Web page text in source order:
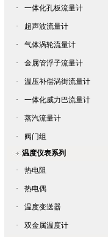
· 一体化孔板流量计
· 超声波流量计
· 气体涡轮流量计
· 金属管浮子流量计
· 温压补偿涡街流量计
· 一体化威力巴流量计
· 蒸汽流量计
·
阀门组
温度仪表系列
·
热电阻
· 热电偶
· 温度变送器
·
双金属温度计